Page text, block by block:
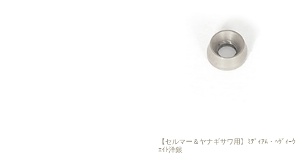
【セルマー＆ヤナギサワ用】ﾐﾃﾞｨｱﾑ・ﾍｳﾞｨｰｳ
ｴｲﾄ洋銀